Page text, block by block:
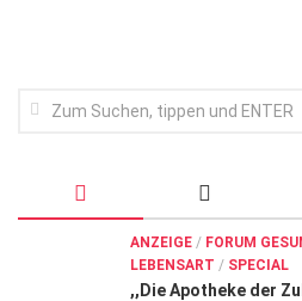
ANZEIGE / FORUM
LEBENSART / SPECIAL
,,Die Apotheke der